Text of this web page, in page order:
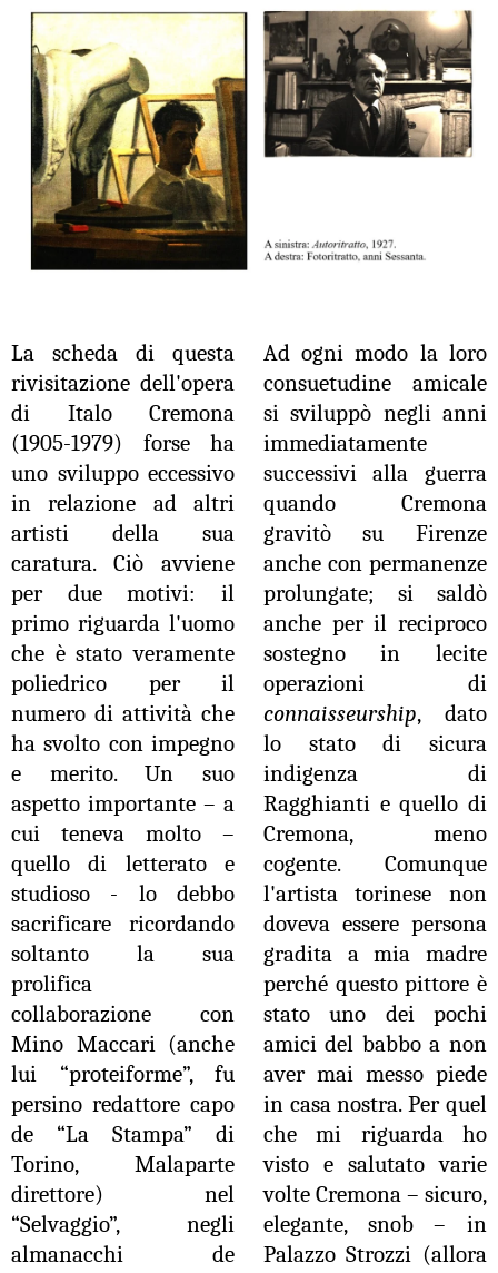
La scheda di questa
rivisitazione dell'opera
di Italo Cremona
(1905-1979) forse ha
uno sviluppo eccessivo
in relazione ad altri
artisti della sua
caratura. Ciò avviene
per due motivi: il
primo riguarda l'uomo
che è stato veramente
poliedrico per il
numero di attività che
ha svolto con impegno
e merito. Un suo
aspetto importante – a
cui teneva molto –
quello di letterato e
studioso - lo debbo
sacrificare ricordando
soltanto la sua
prolifica
collaborazione con
Mino Maccari (anche
lui “proteiforme”, fu
persino redattore capo
de “La Stampa” di
Torino, Malaparte
direttore) nel
“Selvaggio”, negli
almanacchi de
Ad ogni modo la loro
consuetudine amicale
si sviluppò negli anni
immediatamente
successivi alla guerra
quando Cremona
gravitò su Firenze
anche con permanenze
prolungate; si saldò
anche per il reciproco
sostegno in lecite
operazioni di
connaisseurship, dato
lo stato di sicura
indigenza di
Ragghianti e quello di
Cremona, meno
cogente. Comunque
l'artista torinese non
doveva essere persona
gradita a mia madre
perché questo pittore è
stato uno dei pochi
amici del babbo a non
aver mai messo piede
in casa nostra. Per quel
che mi riguarda ho
visto e salutato varie
volte Cremona – sicuro,
elegante, snob – in
Palazzo Strozzi (allora